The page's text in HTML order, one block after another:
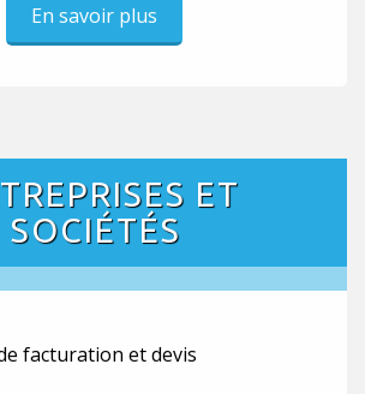
En savoir plus
ET
SOCIÉTÉS
facturation et devis